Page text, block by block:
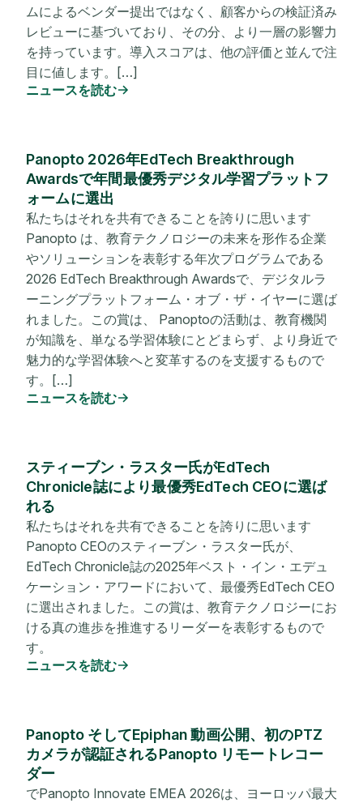
ムによるベンダー提出ではなく、顧客からの検証済み
レビューに基づいており、その分、より一層の影響力
を持っています。導入スコアは、他の評価と並んで注
目に値します。[…]
ニュースを読む
Panopto 2026年EdTech Breakthrough
Awardsで年間最優秀デジタル学習プラットフ
ォームに選出
私たちはそれを共有できることを誇りに思います
Panopto は、教育テクノロジーの未来を形作る企業
やソリューションを表彰する年次プログラムである
2026 EdTech Breakthrough Awardsで、デジタルラ
ーニングプラットフォーム・オブ・ザ・イヤーに選ば
れました。この賞は、 Panoptoの活動は、教育機関
が知識を、単なる学習体験にとどまらず、より身近で
魅力的な学習体験へと変革するのを支援するもので
す。[…]
ニュースを読む
スティーブン・ラスター氏がEdTech
Chronicle誌により最優秀EdTech CEOに選ば
れる
私たちはそれを共有できることを誇りに思います
Panopto CEOのスティーブン・ラスター氏が、
EdTech Chronicle誌の2025年ベスト・イン・エデュ
ケーション・アワードにおいて、最優秀EdTech CEO
に選出されました。この賞は、教育テクノロジーにお
ける真の進歩を推進するリーダーを表彰するもので
す。
ニュースを読む
Panopto そしてEpiphan 動画公開、初のPTZ
カメラが認証されるPanopto リモートレコー
ダー
でPanopto Innovate EMEA 2026は、ヨーロッパ最大